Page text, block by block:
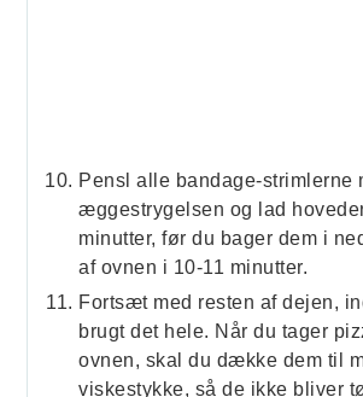
Pensl alle bandage-strimlerne
æggestrygelsen og lad
minutter, før du bager dem i
af ovnen i 10-11 minutter.
Fortsæt med resten af dejen,
brugt det hele. Når du tager
ovnen, skal du dække dem til
viskestykke, så de ikke bliver